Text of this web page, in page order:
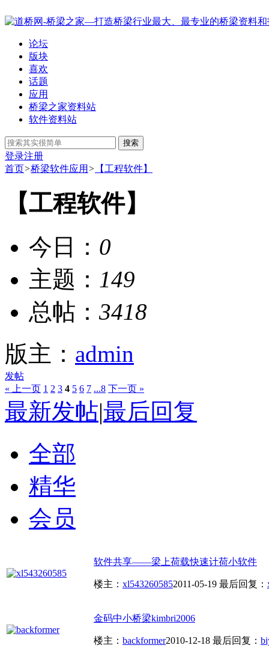
论坛
版块
喜欢
话题
应用
桥梁之家资料站
软件资料站
搜索
登录注册
首页>桥梁软件应用 > 【工程软件】
【工程软件】
今日： 0
主题： 149
总帖： 3418
版主： admin
发帖
« 上一页 1 2 3 4 5 6 7 ...8 下一页 »
最新发帖|最后回复
全部
精华
会员
软件共享——梁上荷载快速计荷小软件
楼主： xl5432605852011-05-19 最后回复：
金码中小桥梁kimbri2006
楼主： backformer2010-12-18 最后回复：